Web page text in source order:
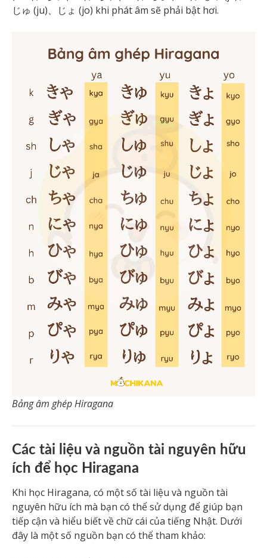
じゅ (ju)、じょ (jo) khi phát âm sẽ phải bật hơi.
Bảng âm ghép Hiragana
Các tài liệu và nguồn tài nguyên hữu
ích để học Hiragana
Khi học Hiragana, có một số tài liệu và nguồn tài
nguyên hữu ích mà bạn có thể sử dụng để giúp bạn
tiếp cận và hiểu biết về chữ cái của tiếng Nhật. Dưới
đây là một số nguồn bạn có thể tham khảo: